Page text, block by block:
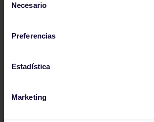
Necesario
Preferencias
Estadística
Marketing
Los Alpes no son solo el lugar ideal en
europea se convierte en un parque
practicar actividades al aire libre,